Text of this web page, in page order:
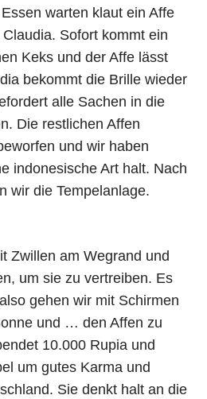
warten klaut ein Affe
Sofort kommt ein
Keks und der Affe lässt
bekommt die Brille wieder
alle Sachen in die
Die restlichen Affen
und wir haben
indonesische Art halt. Nach
wir die Tempelanlage.
Zwillen am Wegrand und
um sie zu vertreiben. Es
gehen wir mit Schirmen
und … den Affen zu
10.000 Rupia und
um gutes Karma und
Sie denkt halt an die